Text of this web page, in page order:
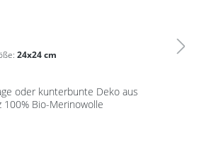
24x24 cm
oder kunterbunte Deko aus
100% Bio-Merinowolle